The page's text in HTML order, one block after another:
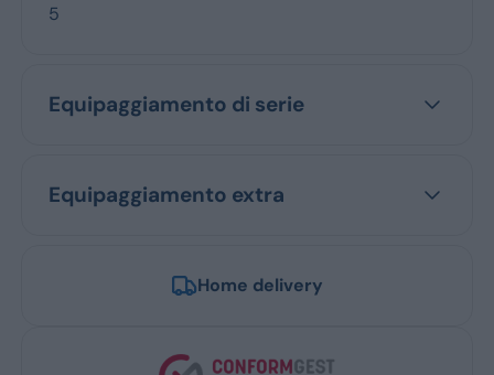
5
Equipaggiamento di serie
Equipaggiamento extra
Home delivery